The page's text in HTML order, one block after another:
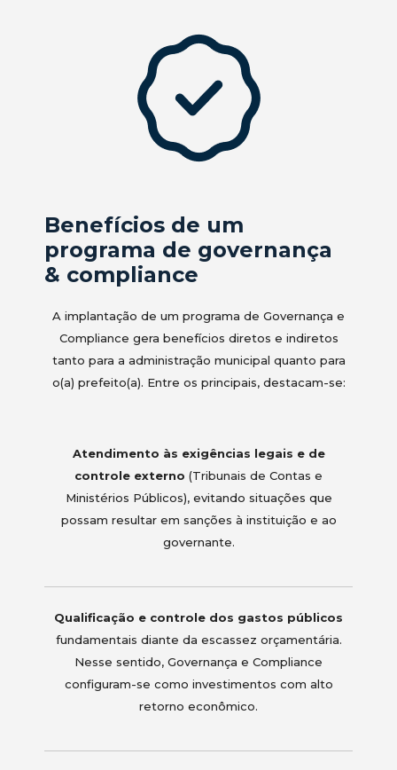
Benefícios de um
programa de governança
& compliance
A implantação de um programa de Governança e
Compliance gera benefícios diretos e indiretos
tanto para a administração municipal quanto para
o(a) prefeito(a). Entre os principais, destacam-se:
Atendimento às exigências legais e de
controle externo (Tribunais de Contas e
Ministérios Públicos), evitando situações que
possam resultar em sanções à instituição e ao
governante.
Qualificação e controle dos gastos públicos
fundamentais diante da escassez orçamentária.
Nesse sentido, Governança e Compliance
configuram-se como investimentos com alto
retorno econômico.